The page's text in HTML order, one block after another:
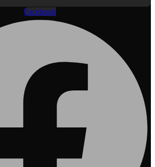
Facebook